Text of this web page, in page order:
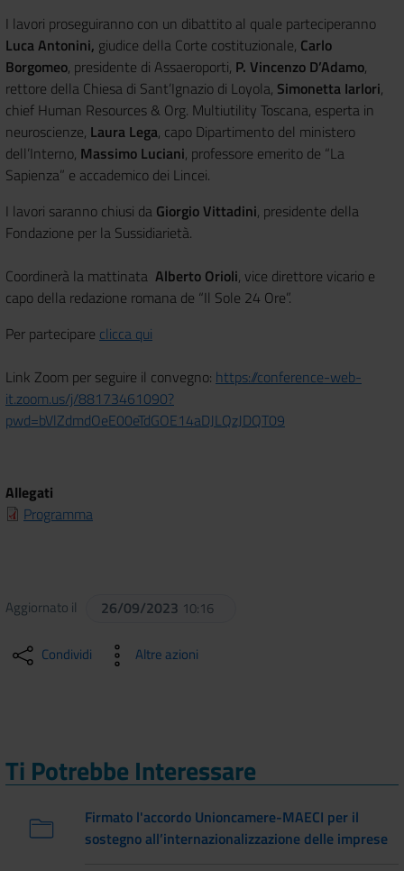
I lavori proseguiranno con un dibattito al quale parteciperanno
Luca Antonini, giudice della Corte costituzionale, Carlo
Borgomeo, presidente di Assaeroporti, P. Vincenzo D’Adamo,
rettore della Chiesa di Sant’Ignazio di Loyola, Simonetta Iarlori,
chief Human Resources & Org. Multiutility Toscana, esperta in
neuroscienze, Laura Lega, capo Dipartimento del ministero
dell’Interno, Massimo Luciani, professore emerito de “La
Sapienza” e accademico dei Lincei.
I lavori saranno chiusi da Giorgio Vittadini, presidente della
Fondazione per la Sussidiarietà.
Coordinerà la mattinata Alberto Orioli, vice direttore vicario e
capo della redazione romana de “Il Sole 24 Ore”.
Per partecipare clicca qui
Link Zoom per seguire il convegno: https://conference-web-
it.zoom.us/j/88173461090?
pwd=bVlZdmdOeE00eTdGOE14aDJLQzJDQT09
Allegati
Programma
Aggiornato il 26/09/2023 10:16
Condividi Altre azioni
Ti Potrebbe Interessare
Firmato l'accordo Unioncamere-MAECI per il
sostegno all’internazionalizzazione delle imprese